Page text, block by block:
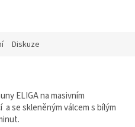
Diskuze
ELIGA na masivním
se skleněným válcem s bílým